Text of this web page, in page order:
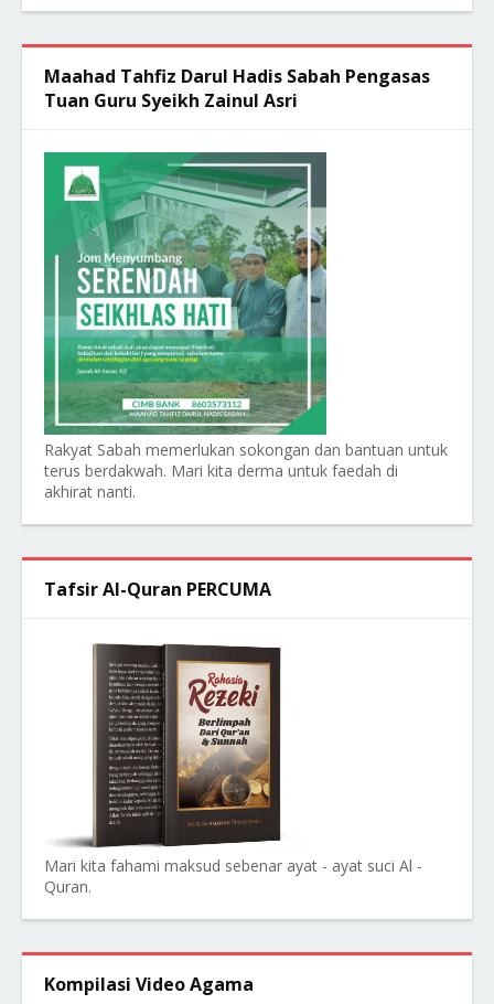
Maahad Tahfiz Darul Hadis Sabah Pengasas
Tuan Guru Syeikh Zainul Asri
Rakyat Sabah memerlukan sokongan dan bantuan untuk
terus berdakwah. Mari kita derma untuk faedah di
akhirat nanti.
Tafsir Al-Quran PERCUMA
Mari kita fahami maksud sebenar ayat - ayat suci Al -
Quran.
Kompilasi Video Agama